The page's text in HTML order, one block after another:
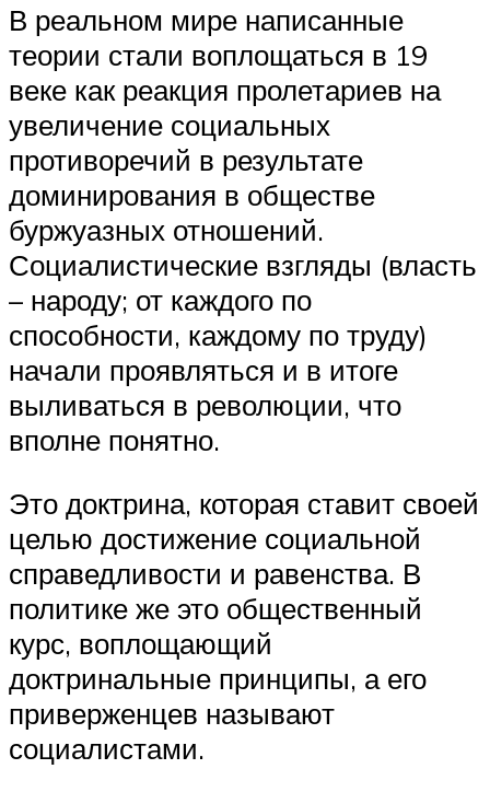
В реальном мире написанные
теории стали воплощаться в 19
веке как реакция пролетариев на
увеличение социальных
противоречий в результате
доминирования в обществе
буржуазных отношений.
Социалистические взгляды (власть
– народу; от каждого по
способности, каждому по труду)
начали проявляться и в итоге
выливаться в революции, что
вполне понятно.
Это доктрина, которая ставит своей
целью достижение социальной
справедливости и равенства. В
политике же это общественный
курс, воплощающий
доктринальные принципы, а его
приверженцев называют
социалистами.